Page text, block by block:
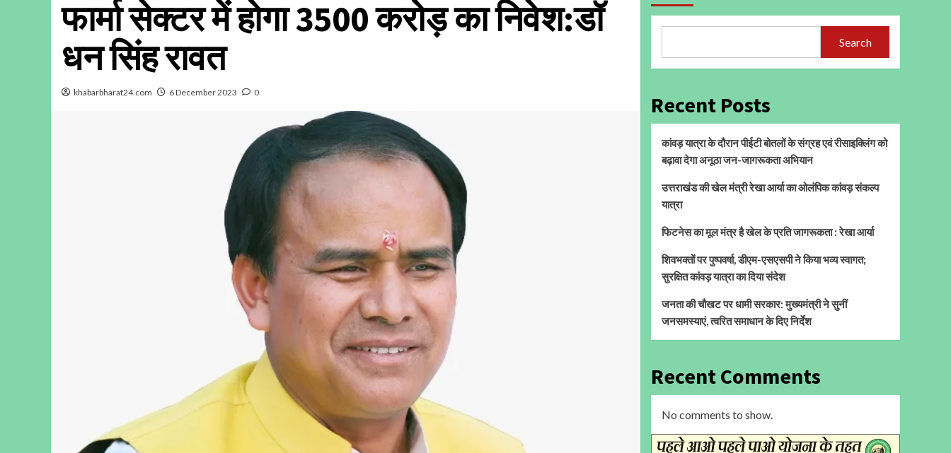
फार्मा सेक्टर में होगा 3500 करोड़ का निवेश:डॉ
धन सिंह रावत
khabarbharat24.com 6 December 2023 0
Search
Recent Posts
कांवड़ यात्रा के दौरान पीईटी बोतलों के संग्रह एवं रीसाइक्लिंग को
बढ़ावा देगा अनूठा जन-जागरूकता अभियान
उत्तराखंड की खेल मंत्री रेखा आर्या का ओलंपिक कांवड़ संकल्प
यात्रा
फिटनेस का मूल मंत्र है खेल के प्रति जागरूकता : रेखा आर्या
शिवभक्तों पर पुष्पवर्षा, डीएम-एसएसपी ने किया भव्य स्वागत;
सुरक्षित कांवड़ यात्रा का दिया संदेश
जनता की चौखट पर धामी सरकार: मुख्यमंत्री ने सुनीं
जनसमस्याएं, त्वरित समाधान के दिए निर्देश
Recent Comments
No comments to show.